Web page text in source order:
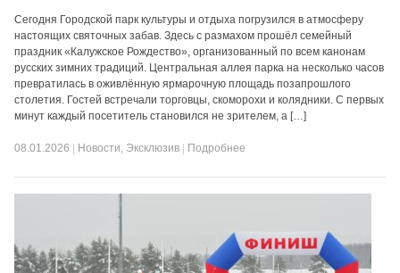
Сегодня Городской парк культуры и отдыха погрузился в атмосферу
настоящих святочных забав. Здесь с размахом прошёл семейный
праздник «Калужское Рождество», организованный по всем канонам
русских зимних традиций. Центральная аллея парка на несколько часов
превратилась в оживлённую ярмарочную площадь позапрошлого
столетия. Гостей встречали торговцы, скоморохи и колядники. С первых
минут каждый посетитель становился не зрителем, а […]
08.01.2026 Новости, Эксклюзив Подробнее